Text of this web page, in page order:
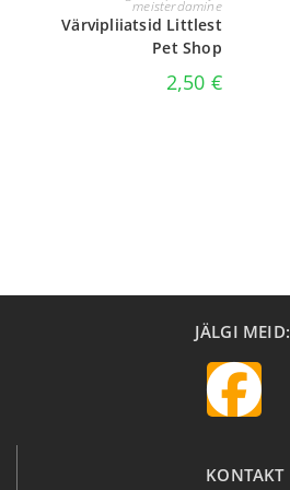
meisterdamine
Värvipliiatsid Littlest
Pet Shop
2,50 €
KONTAKT
JÄLGI MEID: